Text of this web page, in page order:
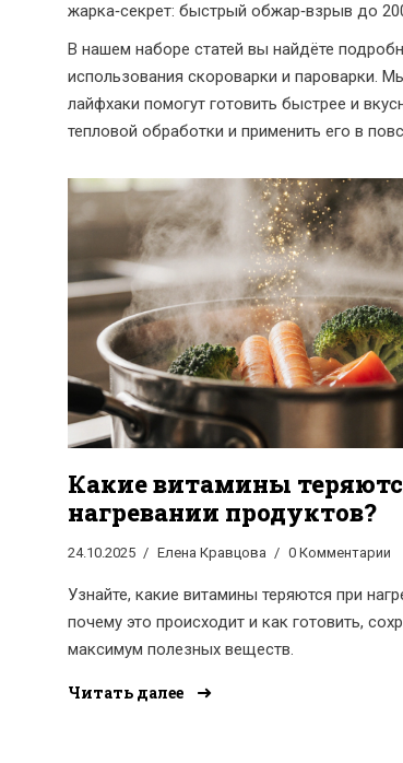
жарка‑секрет: быстрый обжар‑взрыв до
В нашем наборе статей вы найдёте
использования скороварки и пароварки.
лайфхаки помогут готовить быстрее и
тепловой обработки и применить его в
Какие витамины
нагревании продуктов?
24.10.2025 Елена Кравцова 0 Комментарии
Узнайте, какие витамины теряются при
почему это происходит и как готовить,
максимум полезных веществ.
Читать далее